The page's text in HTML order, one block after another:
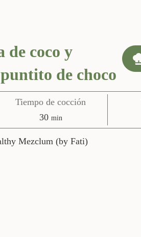
de coco y
de choco
Tiempo de cocción
30minutos
min
Mezclum (by Fati)